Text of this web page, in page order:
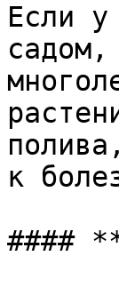
Если у
садом,
к
####